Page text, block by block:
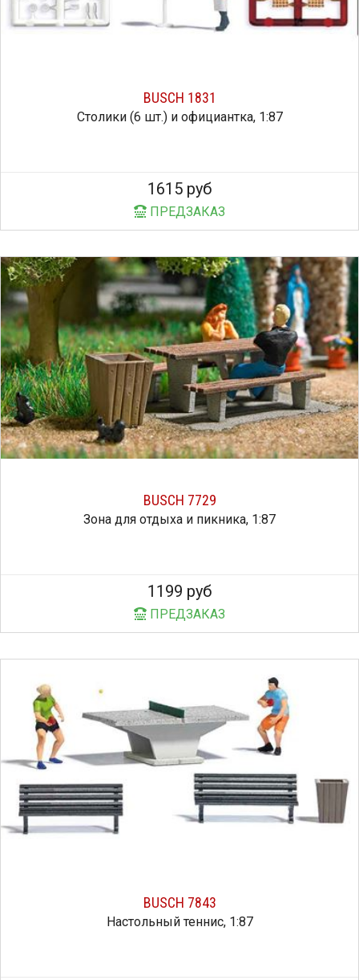
BUSCH 1831
Столики (6 шт.) и официантка, 1:87
1615 руб
ПРЕДЗАКАЗ
BUSCH 7729
Зона для отдыха и пикника, 1:87
1199 руб
ПРЕДЗАКАЗ
BUSCH 7843
Настольный теннис, 1:87